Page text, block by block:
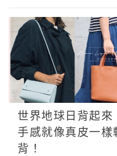
世界地球日背起來
手感就像真皮一
背！